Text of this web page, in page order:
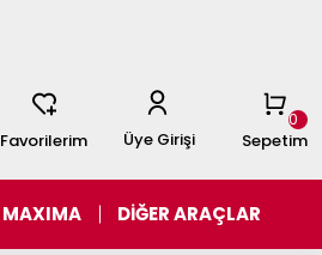
Sepetim
0
Favorilerim
Üye Girişi
MAXIMA DİĞER ARAÇLAR